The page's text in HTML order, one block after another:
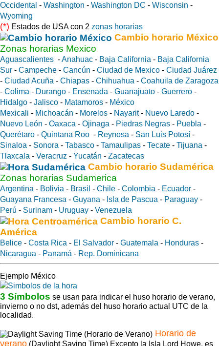
Occidental - Washington - Washington DC - Wisconsin -
Wyoming
(*) Estados de USA con 2 zonas horarias
Cambio horario México
Zonas horarias Mexico
Aguascalientes -Anahuac - Baja California - Baja California
Sur - Campeche - Cancún - Ciudad de Mexico - Ciudad Juárez
- Ciudad Acuña - Chiapas - Chihuahua - Coahuila de Zaragoza
- Colima - Durango - Ensenada - Guanajuato - Guerrero -
Hidalgo - Jalisco - Matamoros - México
Mexicali - Michoacán - Morelos - Nayarit- Nuevo Laredo -
Nuevo León - Oaxaca - Ojinaga - Piedras Negras - Puebla -
Querétaro - Quintana Roo - Reynosa - San Luis Potosí -
Sinaloa - Sonora - Tabasco - Tamaulipas - Tecate - Tijuana -
Tlaxcala - Veracruz - Yucatán - Zacatecas
Cambio horario Sudamérica
Zonas horarias Sudamerica
Argentina - Bolivia - Brasil - Chile - Colombia - Ecuador -
Guayana Francesa - Guyana - Isla de Pascua - Paraguay -
Perú - Surinam - Uruguay - Venezuela
Cambio horario C.
América
Belice - Costa Rica - El Salvador - Guatemala - Honduras -
Nicaragua - Panamá - Rep. Dominicana
Ejemplo México
3 Símbolos se usan para indicar el huso horario de verano,
invierno o no dst, además del huso horario actual UTC de la
localidad.
Horario de
verano (Daylight Saving Time) Excepto la Isla Lord Howe, es